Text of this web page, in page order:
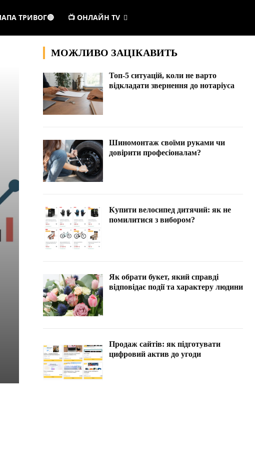
ТРИВОГ🔴 📺 ОНЛАЙН TV
МОЖЛИВО ЗАЦІКАВИТЬ
Топ-5 ситуацій, коли не варто
відкладати звернення до нотаріуса
Шиномонтаж своїми руками чи
довірити професіоналам?
Купити велосипед дитячий: як не
помилитися з вибором?
Як обрати букет, який справді
відповідає події та характеру людини
Продаж сайтів: як підготувати
цифровий актив до угоди